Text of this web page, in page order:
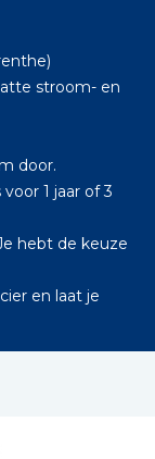
stroom- en
door.
1 jaar of 3
hebt de keuze
en laat je